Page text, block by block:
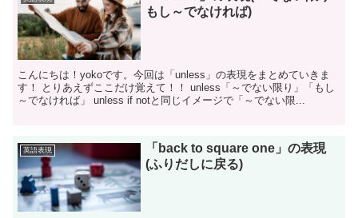
もし～でなければ)
こんにちは！yokoです。今回は「unless」の表現をまとめていきま
す！ とりあえずここだけ覚えて！！ unless「～でない限り」「もし
～でなければ」 unless if notと同じイメージで「～でない限...
英語表現
「back to square one」の表現
(ふりだしに戻る)